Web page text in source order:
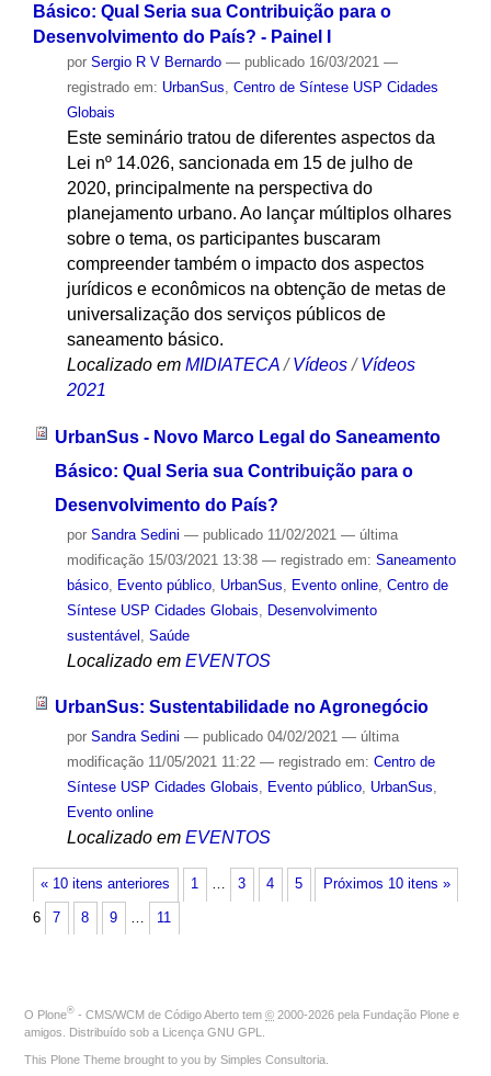
Básico: Qual Seria sua Contribuição para o
Desenvolvimento do País? - Painel I
por Sergio R V Bernardo — publicado16/03/2021 —
registrado em: UrbanSus Centro de Síntese USP Cidades
Globais
Este seminário tratou de diferentes aspectos da
Lei nº 14.026, sancionada em 15 de julho de
2020, principalmente na perspectiva do
planejamento urbano. Ao lançar múltiplos olhares
sobre o tema, os participantes buscaram
compreender também o impacto dos aspectos
jurídicos e econômicos na obtenção de metas de
universalização dos serviços públicos de
saneamento básico.
Localizado em MIDIATECA /Vídeos /Vídeos
2021
UrbanSus - Novo Marco Legal do Saneamento
Básico: Qual Seria sua Contribuição para o
Desenvolvimento do País?
por Sandra Sedini — publicado11/02/2021 — última
modificação15/03/2021 13:38 — registrado em: Saneamento
básico, Evento público, UrbanSus Evento online, Centro de
Síntese USP Cidades Globais
Desenvolvimento
sustentável Saúde
Localizado em EVENTOS
UrbanSus: Sustentabilidade no Agronegócio
por Sandra Sedini — publicado04/02/2021 — última
modificação11/05/2021 11:22 — registrado em: Centro de
Síntese USP Cidades Globais, Evento público, UrbanSus,
Evento online
Localizado em EVENTOS
« 10 itens anteriores Próximos 10 itens »
1 … 3 4 5
6 7 8 9 … 11
O Plone® - CMS/WCM de Código Aberto tem © 2000-2026 pela Fundação Plone e
amigos. Distribuído sob a Licença GNU GPL
This Plone Theme brought to you by Simples Consultoria